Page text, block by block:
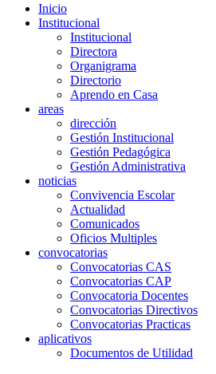
Inicio
Institucional
Institucional
Directora
Organigrama
Directorio
Aprendo en Casa
areas
dirección
Gestión Institucional
Gestión Pedagógica
Gestión Administrativa
noticias
Convivencia Escolar
Actualidad
Comunicados
Oficios Multiples
convocatorias
Convocatorias CAS
Convocatorias CAP
Convocatoria Docentes
Convocatorias Directivos
Convocatorias Practicas
aplicativos
Documentos de Utilidad